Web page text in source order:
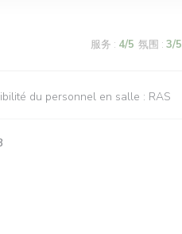
服务 : 4/5 氛围 : 3/5
du personnel en salle : RAS